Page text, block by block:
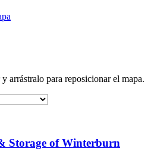
arrástralo para reposicionar el mapa.
Storage of Winterburn